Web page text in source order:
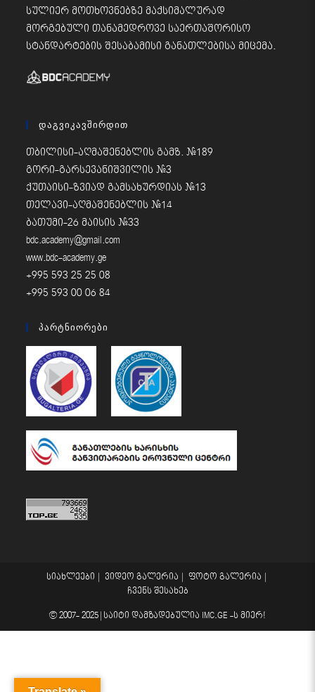
სულიერ მოთხოვნებზე მაქსიმალურად
მორგებული თანამედროვე საერთაშორისო
სტანდარტების შესაბამისი განათლებისა მიცემა.
Დაგვიკავშირდით
თბილისი-აღმაშენებლის გამზ. #189
გორი-გარსევანიშვილის #3
ქუთაისი-ზვიად გამსახურდიას #13
თელავი-აღმაშენებლის #14
ბათუმი-26 მაისის #33
bdc.academy@gmail.com
www.bdc-academy.ge
+995 593 25 25 08
+995 593 00 06 84
Პარტნიორები
სიახლეები ვიდეო გალერია
ფოტო გალერია
ჩვენს შესახებ
© 2007- 2025 | საიტი დამზადებულია IMC.GE -ს მიერ!